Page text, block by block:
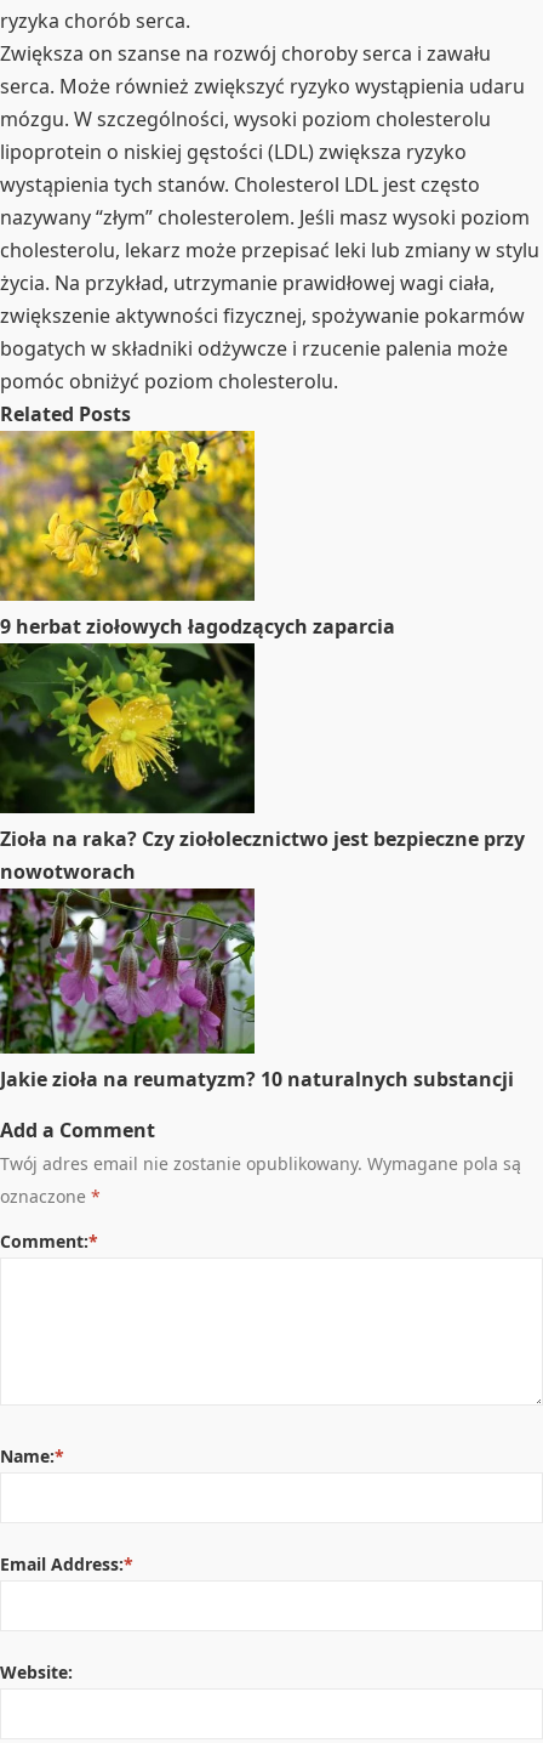
ryzyka chorób serca.
Zwiększa on szanse na rozwój choroby serca i zawału
serca. Może również zwiększyć ryzyko wystąpienia udaru
mózgu. W szczególności, wysoki poziom cholesterolu
lipoprotein o niskiej gęstości (LDL) zwiększa ryzyko
wystąpienia tych stanów. Cholesterol LDL jest często
nazywany “złym” cholesterolem. Jeśli masz wysoki poziom
cholesterolu, lekarz może przepisać leki lub zmiany w stylu
życia. Na przykład, utrzymanie prawidłowej wagi ciała,
zwiększenie aktywności fizycznej, spożywanie pokarmów
bogatych w składniki odżywcze i rzucenie palenia może
pomóc obniżyć poziom cholesterolu.
Related Posts
9 herbat ziołowych łagodzących zaparcia
Zioła na raka? Czy ziołolecznictwo jest bezpieczne przy
nowotworach
Jakie zioła na reumatyzm? 10 naturalnych substancji
Add a Comment
Twój adres email nie zostanie opublikowany. Wymagane pola są
oznaczone *
Comment:*
Name:*
Email Address:*
Website: